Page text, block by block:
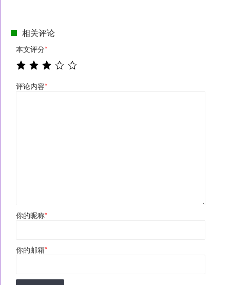
相关评论
本文评分*
评论内容*
你的昵称*
你的邮箱*